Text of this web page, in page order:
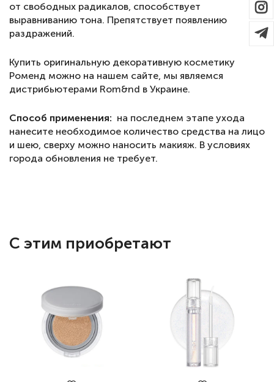
от свободных радикалов, способствует
выравниванию тона. Препятствует появлению
раздражений.
Купить оригинальную декоративную косметику
Роменд можно на нашем сайте, мы являемся
дистрибьютерами Rom&nd в Украине.
Способ применения: на последнем этапе ухода
нанесите необходимое количество средства на лицо
и шею, сверху можно наносить макияж. В условиях
города обновления не требует.
С этим приобретают